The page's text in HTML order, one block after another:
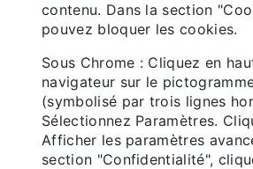
contenu. Dans la section
pouvez bloquer les cookies.
Sous Chrome : Cliquez en
navigateur sur le
(symbolisé par trois lignes
Sélectionnez Paramètres.
Afficher les paramètres
section "Confidentialité",